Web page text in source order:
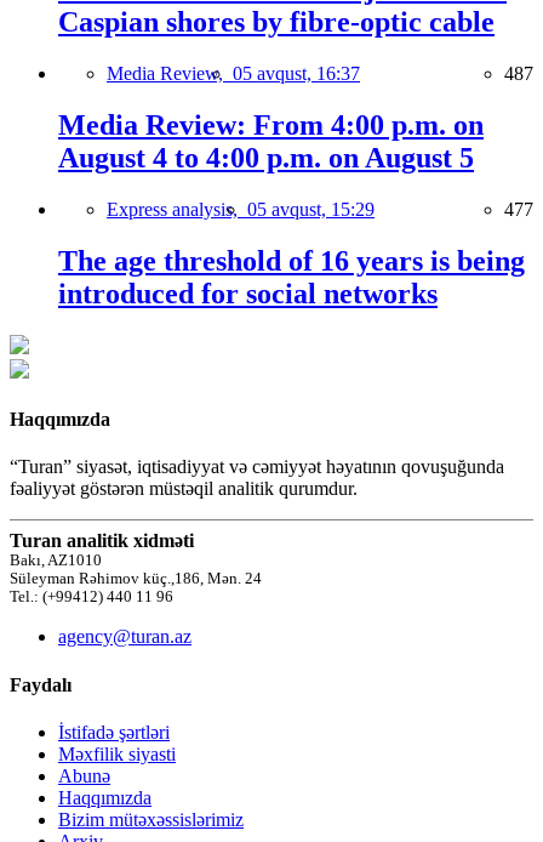
Caspian shores by fibre-optic cable
Media Review, 05 avqust, 16:37 487
Media Review: From 4:00 p.m. on
August 4 to 4:00 p.m. on August 5
Express analysis, 05 avqust, 15:29 477
The age threshold of 16 years is being
introduced for social networks
Haqqımızda
“Turan” siyasət, iqtisadiyyat və cəmiyyət həyatının qovuşuğunda
fəaliyyət göstərən müstəqil analitik qurumdur.
Turan analitik xidməti
Bakı, AZ1010
Süleyman Rəhimov küç.,186, Mən. 24
Tel.: (+99412) 440 11 96
agency@turan.az
Faydalı
İstifadə şərtləri
Məxfilik siyasti
Abunə
Haqqımızda
Bizim mütəxəssislərimiz